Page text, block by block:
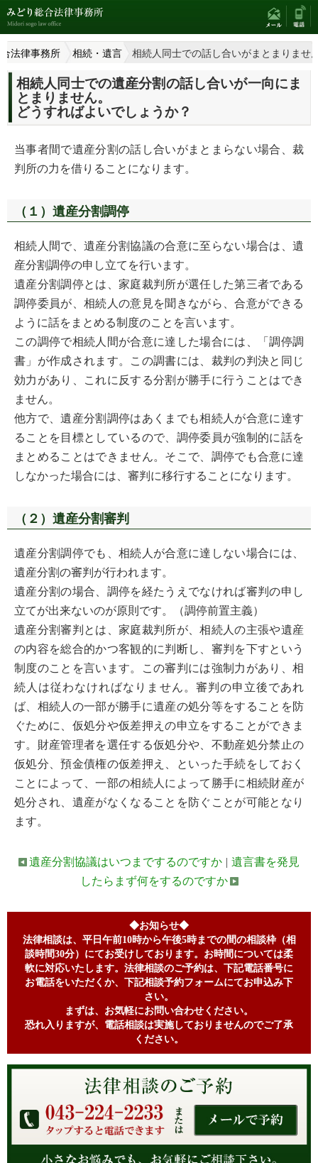
法律事務所 相続・遺言 相続人同士での話し合いがまとまりませ
相続人同士での遺産分割の話し合いが一向にま
とまりません。
どうすればよいでしょうか？
当事者間で遺産分割の話し合いがまとまらない場合、裁
判所の力を借りることになります。
（１）遺産分割調停
相続人間で、遺産分割協議の合意に至らない場合は、遺
産分割調停の申し立てを行います。
遺産分割調停とは、家庭裁判所が選任した第三者である
調停委員が、相続人の意見を聞きながら、合意ができる
ように話をまとめる制度のことを言います。
この調停で相続人間が合意に達した場合には、「調停調
書」が作成されます。この調書には、裁判の判決と同じ
効力があり、これに反する分割が勝手に行うことはでき
ません。
他方で、遺産分割調停はあくまでも相続人が合意に達す
ることを目標としているので、調停委員が強制的に話を
まとめることはできません。そこで、調停でも合意に達
しなかった場合には、審判に移行することになります。
（２）遺産分割審判
遺産分割調停でも、相続人が合意に達しない場合には、
遺産分割の審判が行われます。
遺産分割の場合、調停を経たうえでなければ審判の申し
立てが出来ないのが原則です。（調停前置主義）
遺産分割審判とは、家庭裁判所が、相続人の主張や遺産
の内容を総合的かつ客観的に判断し、審判を下すという
制度のことを言います。この審判には強制力があり、相
続人は従わなければなりません。審判の申立後であれ
ば、相続人の一部が勝手に遺産の処分等をすることを防
ぐために、仮処分や仮差押えの申立をすることができま
す。財産管理者を選任する仮処分や、不動産処分禁止の
仮処分、預金債権の仮差押え、といった手続をしておく
ことによって、一部の相続人によって勝手に相続財産が
処分され、遺産がなくなることを防ぐことが可能となり
ます。
遺産分割協議はいつまでするのですか | 遺言書を発見
したらまず何をするのですか
◆お知らせ◆
法律相談は、平日午前10時から午後5時までの間の相談枠（相
談時間30分）にてお受けしております。お時間については柔
軟に対応いたします。法律相談のご予約は、下記電話番号に
お電話をいただくか、下記相談予約フォームにてお申込み下
さい。
まずは、お気軽にお問い合わせください。
恐れ入りますが、電話相談は実施しておりませんのでご了承
ください。